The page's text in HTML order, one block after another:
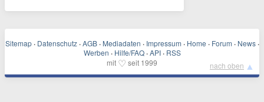
Sitemap · Datenschutz · AGB · Mediadaten · Impressum · Home · Forum · News ·
Werben · Hilfe/FAQ · API · RSS
mit ♡ seit 1999 nach oben ▲